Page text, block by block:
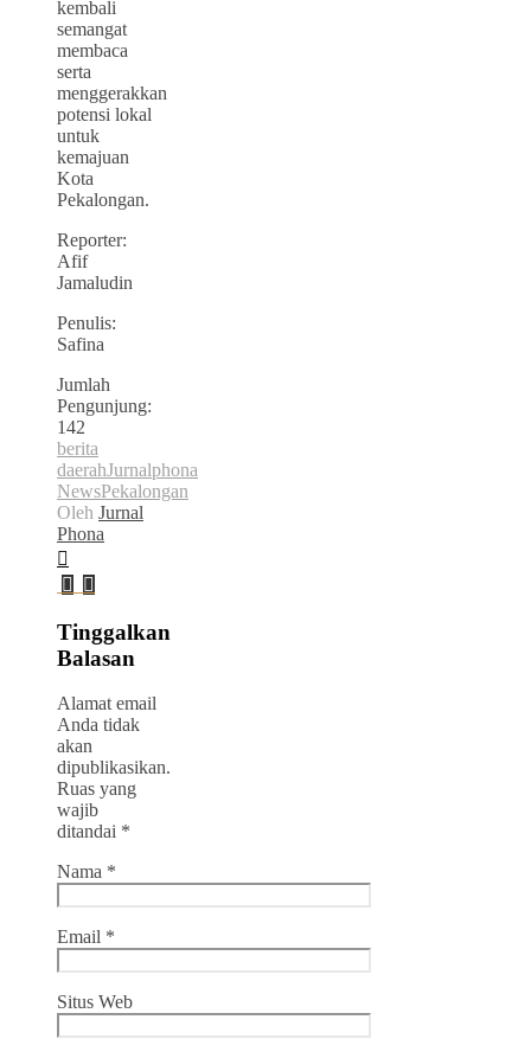
kembali
semangat
membaca
serta
menggerakkan
potensi lokal
untuk
kemajuan
Kota
Pekalongan.
Reporter:
Afif
Jamaludin
Penulis:
Safina
Jumlah
Pengunjung:
142
berita
daerahJurnalphona
NewsPekalongan
Oleh Jurnal
Phona
Tinggalkan
Balasan
Alamat email
Anda tidak
akan
dipublikasikan.
Ruas yang
wajib
ditandai *
Nama *
Email *
Situs Web